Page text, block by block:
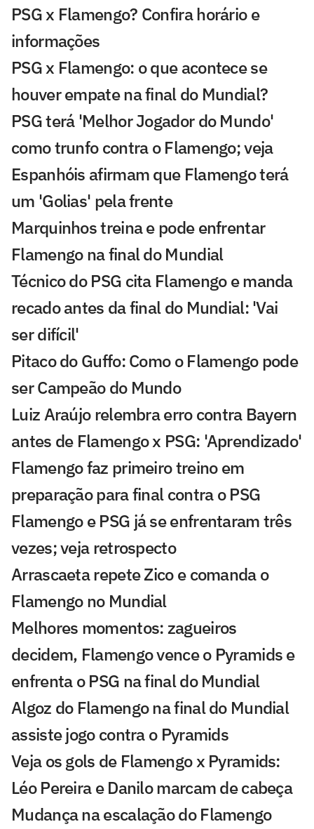
PSG x Flamengo? Confira horário e
informações
PSG x Flamengo: o que acontece se
houver empate na final do Mundial?
PSG terá 'Melhor Jogador do Mundo'
como trunfo contra o Flamengo; veja
Espanhóis afirmam que Flamengo terá
um 'Golias' pela frente
Marquinhos treina e pode enfrentar
Flamengo na final do Mundial
Técnico do PSG cita Flamengo e manda
recado antes da final do Mundial: 'Vai
ser difícil'
Pitaco do Guffo: Como o Flamengo pode
ser Campeão do Mundo
Luiz Araújo relembra erro contra Bayern
antes de Flamengo x PSG: 'Aprendizado'
Flamengo faz primeiro treino em
preparação para final contra o PSG
Flamengo e PSG já se enfrentaram três
vezes; veja retrospecto
Arrascaeta repete Zico e comanda o
Flamengo no Mundial
Melhores momentos: zagueiros
decidem, Flamengo vence o Pyramids e
enfrenta o PSG na final do Mundial
Algoz do Flamengo na final do Mundial
assiste jogo contra o Pyramids
Veja os gols de Flamengo x Pyramids:
Léo Pereira e Danilo marcam de cabeça
Mudança na escalação do Flamengo